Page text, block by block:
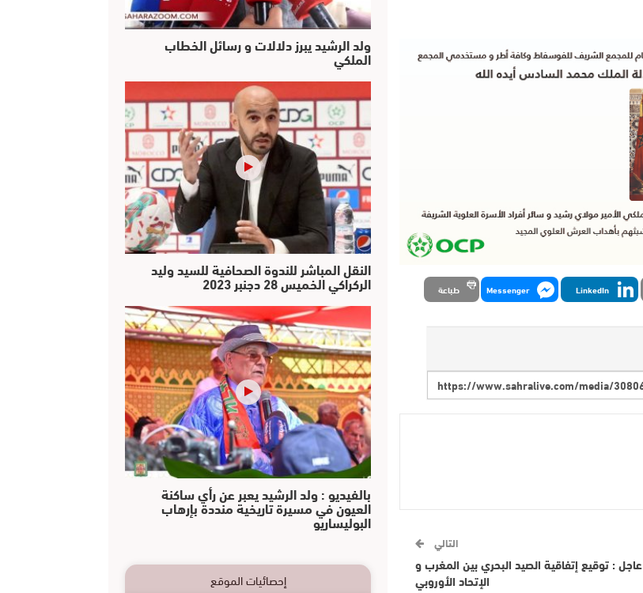
LinkedIn
Messenger طباعة
التالي
عاجل : توقيع إتفاقية الصيد البحري بين المغرب و
الإتحاد الأوروبي
ولد الرشيد يبرز دلالات و رسائل الخطاب
الملكي
النقل المباشر للندوة الصحافية للسيد وليد
الركراكي الخميس 28 دجنبر 2023
بالفيديو : ولد الرشيد يعبر عن رأي ساكنة
العيون في مسيرة تاريخية منددة بإرهاب
البوليساريو
إحصائيات الموقع